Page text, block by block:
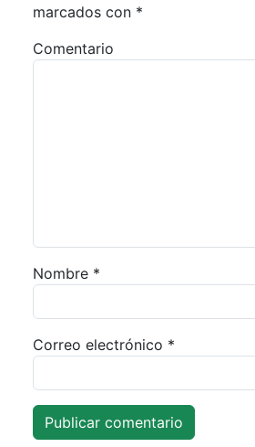
marcados con *
Comentario
Nombre *
Correo electrónico *